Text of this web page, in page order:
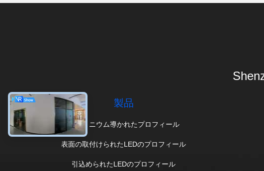
製品
アルミニウム導かれたプロフィール
表面の取付けられたLEDのプロフィール
引込められたLEDのプロフィール